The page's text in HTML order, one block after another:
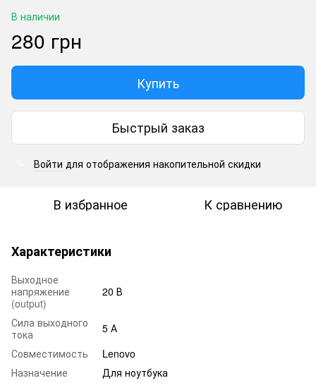
В наличии
280 грн
Купить
Быстрый заказ
Войти для отображения накопительной скидки
В избранное К сравнению
Характеристики
Выходное
напряжение
(output)
20 В
Сила выходного
тока
5 А
Совместимость
Lenovo
Назначение
Для ноутбука